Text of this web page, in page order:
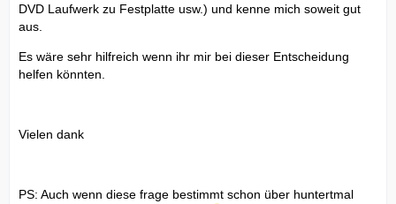
DVD Laufwerk zu Festplatte usw.) und kenne mich soweit gut
aus.
Es wäre sehr hilfreich wenn ihr mir bei dieser Entscheidung
helfen könnten.
Vielen dank
PS: Auch wenn diese frage bestimmt schon über huntertmal